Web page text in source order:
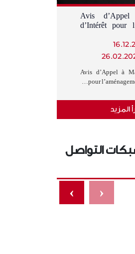
Avis d’Appel
d’Intérêt pour
Avis d’Appel à
pour
المزيد
التواصل
‹
›